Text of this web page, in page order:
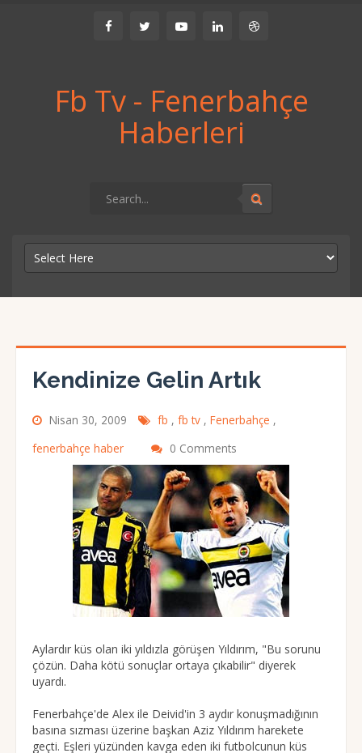
Fb Tv - Fenerbahçe
Haberleri
Kendinize Gelin Artık
Nisan 30, 2009 fb , fb tv , Fenerbahçe ,
fenerbahçe haber
0 Comments
Aylardır küs olan iki yıldızla görüşen Yıldırım, "Bu sorunu
çözün. Daha kötü sonuçlar ortaya çıkabilir" diyerek
uyardı.
Fenerbahçe'de Alex ile Deivid'in 3 aydır konuşmadığının
basına sızması üzerine başkan Aziz Yıldırım harekete
geçti. Eşleri yüzünden kavga eden iki futbolcunun küs